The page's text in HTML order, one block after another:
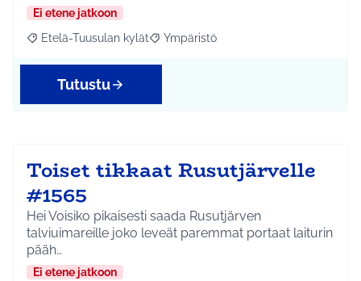
Ei etene jatkoon
Rajaa tulokset aihepiirin mukaan: Etelä-Tuusulan kylät
Etelä-Tuusulan kylät Rajaa tulokset teeman mukaan:
Ympäristö
Tutustu
Toiset tikkaat Rusutjärvelle
#1565
Hei Voisiko pikaisesti saada Rusutjärven
talviuimareille joko leveät paremmat portaat laiturin
pääh…
Ei etene jatkoon